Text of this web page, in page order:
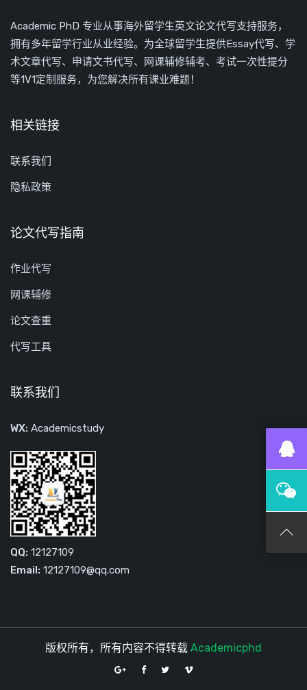
Academic PhD 专业从事海外留学生英文论文代写支持服务，
拥有多年留学行业从业经验。为全球留学生提供Essay代写、学
术文章代写、申请文书代写、网课辅修辅考、考试一次性提分
等1V1定制服务，为您解决所有课业难题！
相关链接
联系我们
隐私政策
论文代写指南
作业代写
网课辅修
论文查重
代写工具
联系我们
WX: Academicstudy
QQ: 12127109
Email: 12127109@qq.com
版权所有，所有内容不得转载 Academicphd